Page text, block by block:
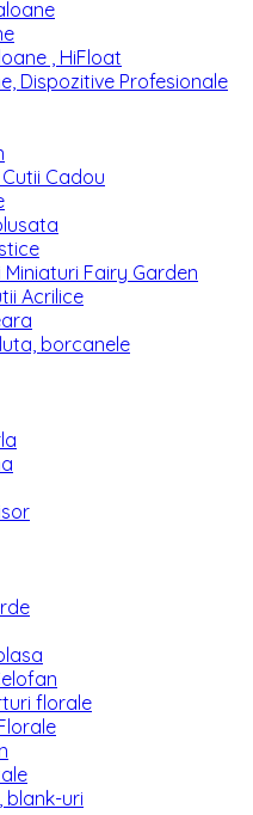
, HiFloat
Dispozitive Profesionale
Cadou
Fairy Garden
Acrilice
borcanele
florale
blank-uri